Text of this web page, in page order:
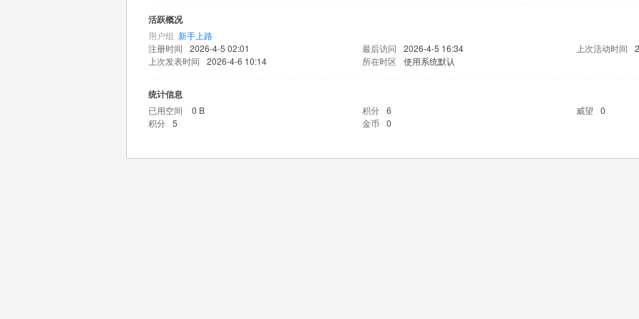
活跃概况
用户组 新手上路
注册时间
2026-4-5 02:01 最后访问 2026-4-5 16:34 上次活动时间
上次发表时间
2026-4-6 10:14 所在时区 使用系统默认
统计信息
已用空间 0 B 积分 6 威望
0
积分 5 金币 0